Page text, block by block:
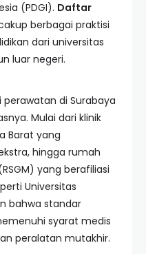
(PDGI). Daftar
berbagai praktisi
dari universitas
luar negeri.
di Surabaya
Mulai dari klinik
Barat yang
hingga rumah
yang berafiliasi
Universitas
bahwa standar
syarat medis
peralatan mutakhir.